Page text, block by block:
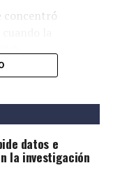
concentró
%,
afluencia
registró una
fin de semana del
llegada de
general de
datos e
la investigación